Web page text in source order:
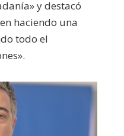
y destacó
haciendo una
todo el